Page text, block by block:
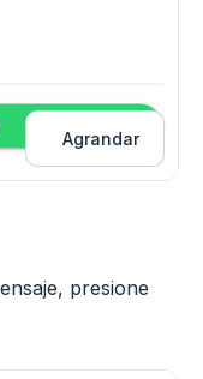
Agrandar
presione